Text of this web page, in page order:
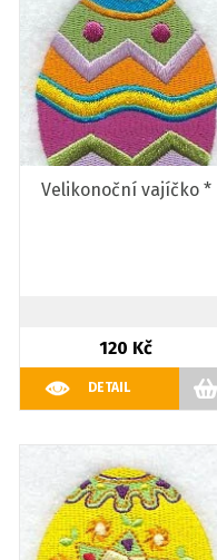
Velikonoční vajíčko *
120 Kč
DETAIL